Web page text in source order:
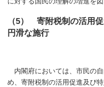
（5） 寄附税制の活用
円滑な施行
内閣府においては、市民の
め、寄附税制の活用促進及び